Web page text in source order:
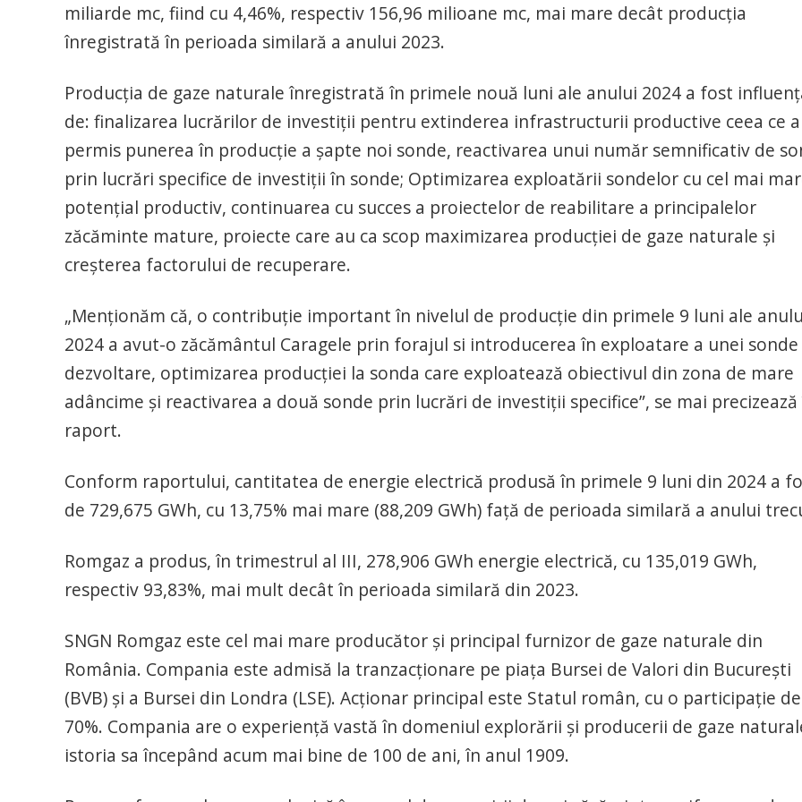
miliarde mc, fiind cu 4,46%, respectiv 156,96 milioane mc, mai mare decât producţia
înregistrată în perioada similară a anului 2023.
Producţia de gaze naturale înregistrată în primele nouă luni ale anului 2024 a fost
de: finalizarea lucrărilor de investiţii pentru extinderea infrastructurii productive ceea ce a
permis punerea în producţie a șapte noi sonde, reactivarea unui număr semnificativ de
prin lucrări specifice de investiţii în sonde; Optimizarea exploatării sondelor cu cel mai
potenţial productiv, continuarea cu succes a proiectelor de reabilitare a principalelor
zăcăminte mature, proiecte care au ca scop maximizarea producţiei de gaze naturale şi
creşterea factorului de recuperare.
„Menţionăm că, o contribuţie important în nivelul de producţie din primele 9 luni ale
2024 a avut-o zăcământul Caragele prin forajul si introducerea în exploatare a unei sonde
dezvoltare, optimizarea producţiei la sonda care exploatează obiectivul din zona de mare
adâncime şi reactivarea a două sonde prin lucrări de investiţii specifice”, se mai precizează
raport.
Conform raportului, cantitatea de energie electrică produsă în primele 9 luni din 2024 a
de 729,675 GWh, cu 13,75% mai mare (88,209 GWh) faţă de perioada similară a anului
Romgaz a produs, în trimestrul al III, 278,906 GWh energie electrică, cu 135,019 GWh,
respectiv 93,83%, mai mult decât în perioada similară din 2023.
SNGN Romgaz este cel mai mare producător şi principal furnizor de gaze naturale din
România. Compania este admisă la tranzacţionare pe piaţa Bursei de Valori din Bucureşti
(BVB) şi a Bursei din Londra (LSE). Acţionar principal este Statul român, cu o participaţie de
70%. Compania are o experienţă vastă în domeniul explorării şi producerii de gaze
istoria sa începând acum mai bine de 100 de ani, în anul 1909.